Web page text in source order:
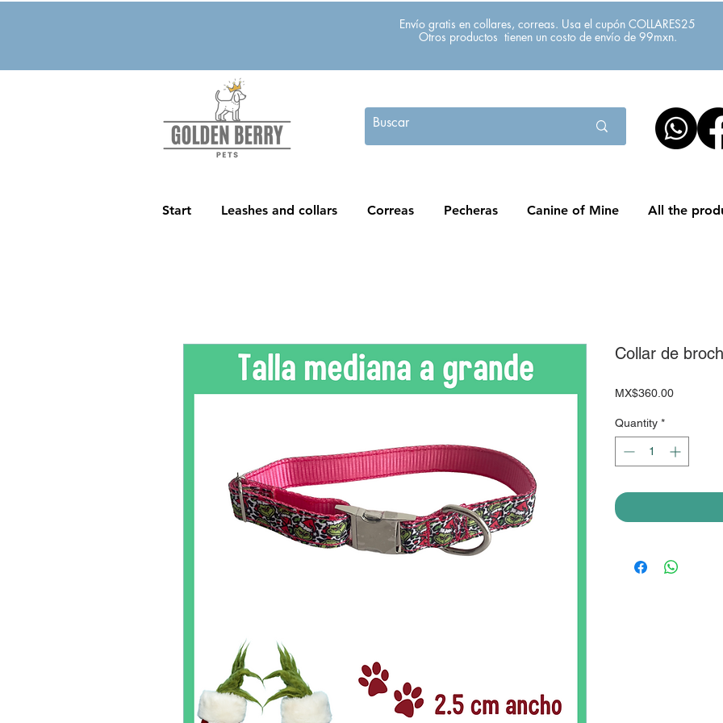
Envío gratis en collares, correas. Usa el cupón COLLARES25
Otros productos tienen un costo de envío de 99mxn.
Start Leashes and collars Correas Pecheras Canine of Mine All the
Collar de
MX$360.00Price
Quantity *